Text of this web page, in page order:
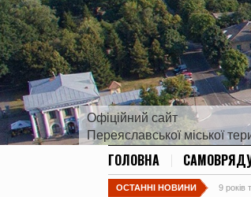
Офіційний сайт
Переяславської міської
ГОЛОВНА
ОСТАННІ НОВИНИ 9 років